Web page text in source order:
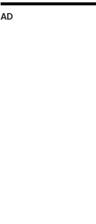
AD